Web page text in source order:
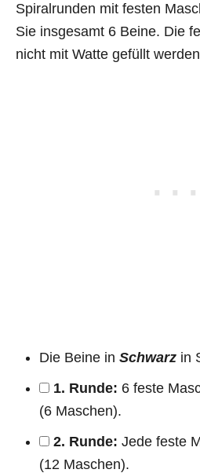
Spiralrunden mit festen
Sie insgesamt 6 Beine. Die
nicht mit Watte gefüllt
Die Beine in Schwarz in
1. Runde: 6 feste
(6 Maschen).
2. Runde: Jede feste
(12 Maschen).